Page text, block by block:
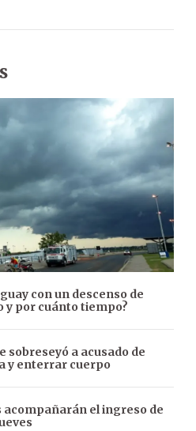
con un descenso de
y por cuánto tiempo?
sobreseyó a acusado de
y enterrar cuerpo
el ingreso de